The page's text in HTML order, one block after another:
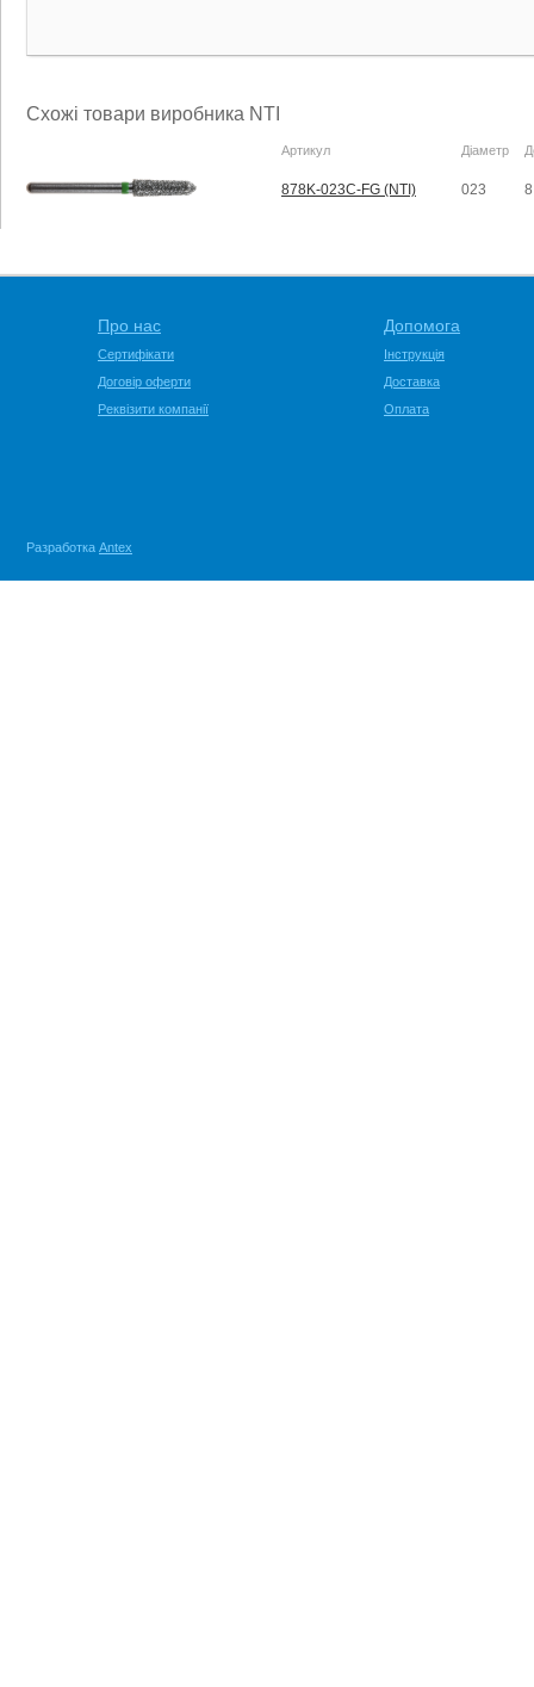
Схожі товари виробника NTI
Артикул Діаметр
878K-023C-FG (NTI) 023
Про нас
Сертифікати
Договір оферти
Реквізити компанії
Допомога
Інструкція
Доставка
Оплата
Разработка Antex